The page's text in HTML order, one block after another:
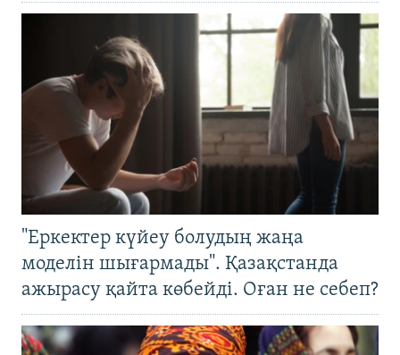
"Еркектер күйеу болудың жаңа
моделін шығармады". Қазақстанда
ажырасу қайта көбейді. Оған не себеп?